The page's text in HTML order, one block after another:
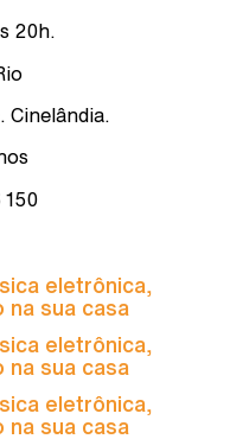
20h.
Cinelândia.
150
eletrônica,
sua casa
eletrônica,
sua casa
eletrônica,
sua casa